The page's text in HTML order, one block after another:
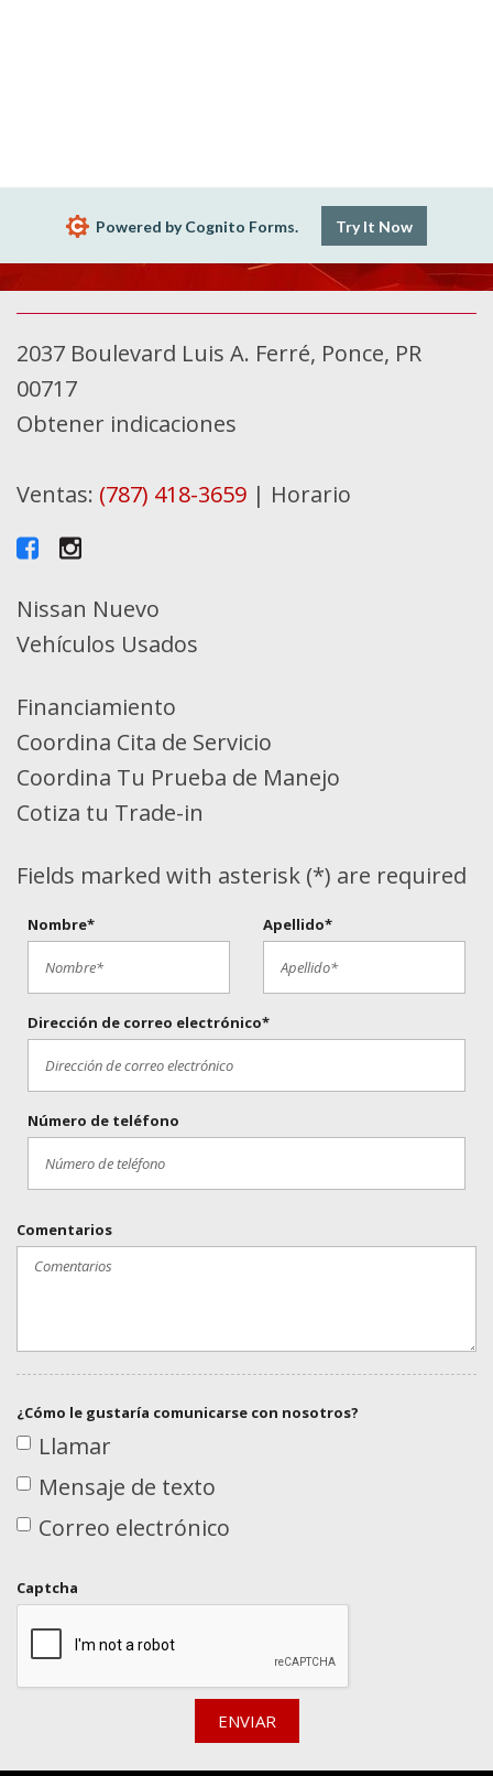
2037 Boulevard Luis A. Ferré, Ponce, PR
00717
Obtener indicaciones
Ventas: (787) 418-3659 | Horario
Nissan Nuevo
Vehículos Usados
Financiamiento
Coordina Cita de Servicio
Coordina Tu Prueba de Manejo
Cotiza tu Trade-in
Fields marked with asterisk (*) are required
Nombre* Apellido*
Dirección de correo electrónico*
Número de teléfono
Comentarios
¿Cómo le gustaría comunicarse con nosotros?
Llamar
Mensaje de texto
Correo electrónico
Captcha
ENVIAR